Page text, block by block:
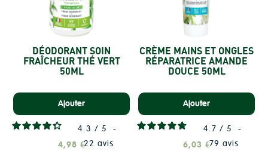
DÉODORANT SOIN
FRAÎCHEUR THÉ VERT
50ML
Ajouter
4.3 / 5
-
22 avis
4,98 €
CRÈME MAINS ET ONGLES
RÉPARATRICE AMANDE
DOUCE 50ML
Ajouter
4.7 / 5
-
79 avis
6,03 €